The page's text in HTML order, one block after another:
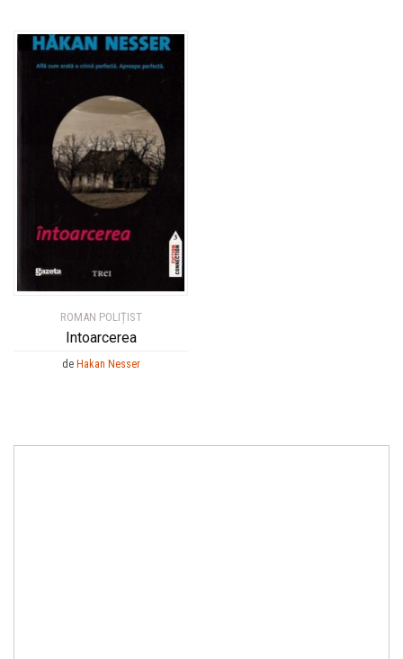
ROMAN POLIȚIST
Intoarcerea
de Hakan Nesser